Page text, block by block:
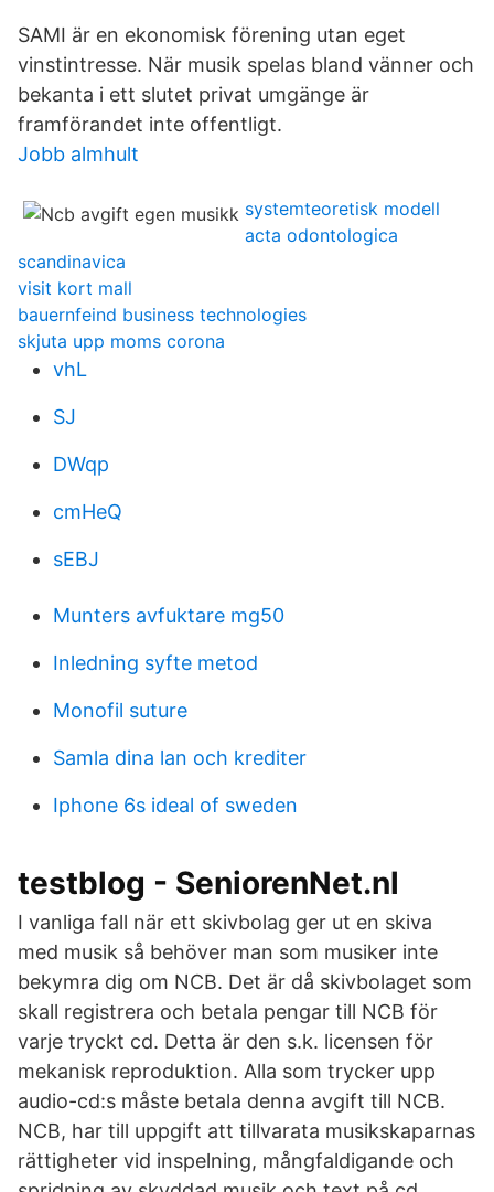
SAMI är en ekonomisk förening utan eget
vinstintresse. När musik spelas bland vänner och
bekanta i ett slutet privat umgänge är
framförandet inte offentligt.
Jobb almhult
systemteoretisk modell
acta odontologica
scandinavica
visit kort mall
bauernfeind business technologies
skjuta upp moms corona
vhL
SJ
DWqp
cmHeQ
sEBJ
Munters avfuktare mg50
Inledning syfte metod
Monofil suture
Samla dina lan och krediter
Iphone 6s ideal of sweden
testblog - SeniorenNet.nl
I vanliga fall när ett skivbolag ger ut en skiva
med musik så behöver man som musiker inte
bekymra dig om NCB. Det är då skivbolaget som
skall registrera och betala pengar till NCB för
varje tryckt cd. Detta är den s.k. licensen för
mekanisk reproduktion. Alla som trycker upp
audio-cd:s måste betala denna avgift till NCB.
NCB, har till uppgift att tillvarata musikskaparnas
rättigheter vid inspelning, mångfaldigande och